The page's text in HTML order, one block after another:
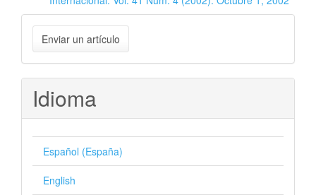
Enviar
un
artículo
Enviar un artículo
Idioma
Español (España)
English